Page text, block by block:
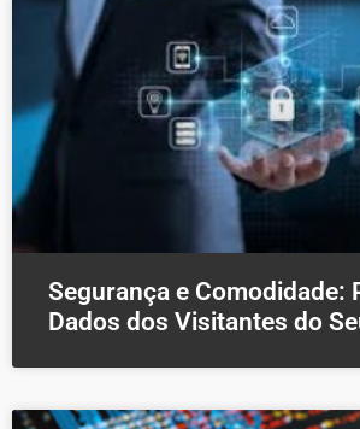
Segurança e Comodidade:
Dados dos Visitantes do